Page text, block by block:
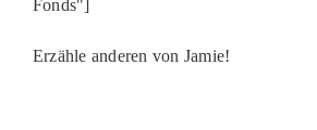
Fonds"]
Erzähle anderen von Jamie!